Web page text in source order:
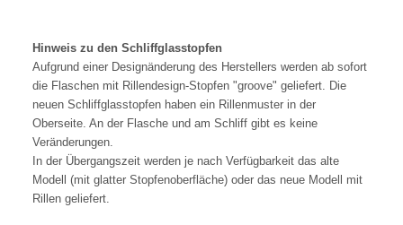
Hinweis zu den Schliffglasstopfen
Aufgrund einer Designänderung des Herstellers werden ab sofort
die Flaschen mit Rillendesign-Stopfen "groove" geliefert. Die
neuen Schliffglasstopfen haben ein Rillenmuster in der
Oberseite. An der Flasche und am Schliff gibt es keine
Veränderungen.
In der Übergangszeit werden je nach Verfügbarkeit das alte
Modell (mit glatter Stopfenoberfläche) oder das neue Modell mit
Rillen geliefert.